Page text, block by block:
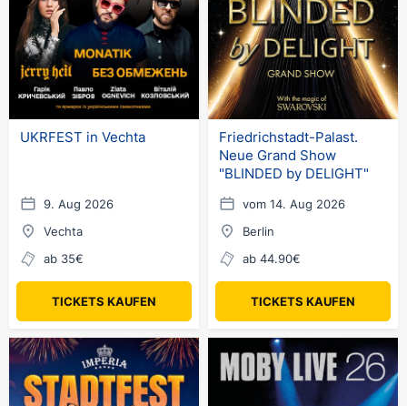
UKRFEST in Vechta
9. Aug 2026
Vechta
ab 35€
TICKETS KAUFEN
Friedrichstadt-Palast.
Neue Grand Show
"BLINDED by DELIGHT"
vom 14. Aug 2026
Berlin
ab 44.90€
TICKETS KAUFEN